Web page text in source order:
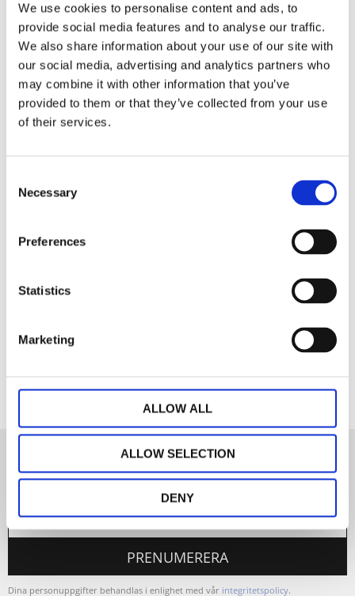
We use cookies to personalise content and ads, to
provide social media features and to analyse our traffic.
We also share information about your use of our site with
our social media, advertising and analytics partners who
may combine it with other information that you’ve
provided to them or that they’ve collected from your use
of their services.
Selection
Necessary
Preferences
Statistics
Marketing
ALLOW ALL
ALLOW SELECTION
DENY
Dukklämmor i
rostfritt stål, fyr-
pack
Stl. 7,8x5x1,2 cm,
Bordduksklämmor
i rostfritt stål, 4st
klämmor per förp.
Passar till
bordskiva med
39
100% PVC ftalatfri, torkas av med fuktad trasa
Nyhetsbrev
PRENUMERERA
Dina personuppgifter behandlas i enlighet med vår integritetspolicy.